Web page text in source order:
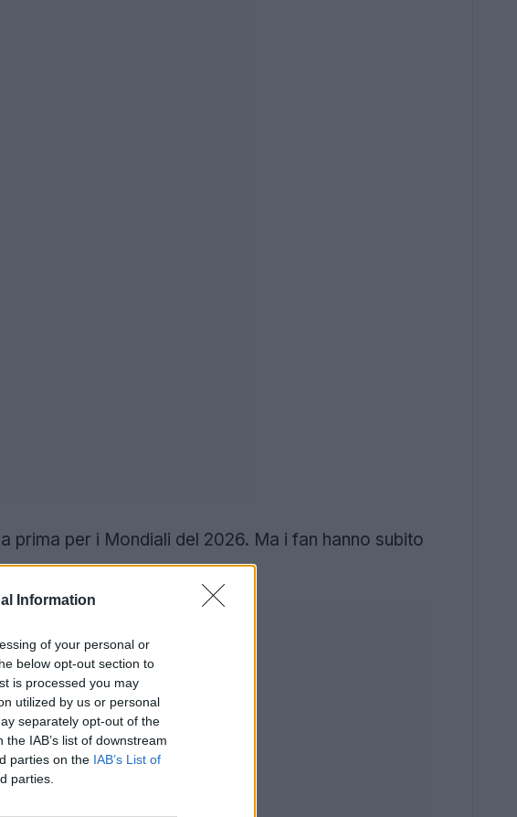
Information
of your personal or
below opt-out section to
is processed you may
utilized by us or personal
separately opt-out of the
IAB’s list of downstream
parties on the IAB’s List of
parties.
prima per i Mondiali del 2026. Ma i fan hanno subito